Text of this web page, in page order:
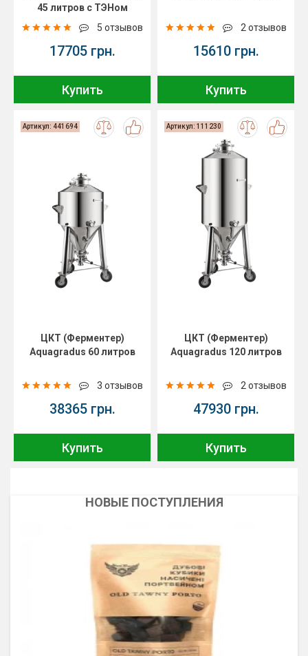
45 литров с ТЭНом
5 отзывов
17705 грн.
Купить
2 отзывов
15610 грн.
Купить
Артикул: 441694
ЦКТ (Ферментер)
Aquagradus 60 литров
3 отзывов
38365 грн.
Купить
Артикул: 111230
ЦКТ (Ферментер)
Aquagradus 120 литров
2 отзывов
47930 грн.
Купить
НОВЫЕ ПОСТУПЛЕНИЯ